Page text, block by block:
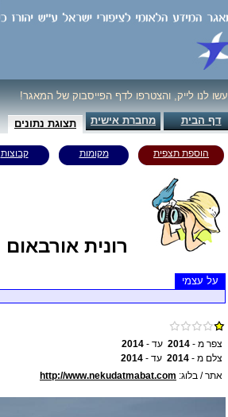
עשו לנו לייק, והצטרפו לדף הפייסבוק של המאגר!
דף הבית מחברת אישית תצוגת נתונים
הוספת תצפית מקומות קבוצות
רונית אורבאום
על עצמי
צפר מ - 2014 עד - 2014
צלם מ - 2014 עד - 2014
אתר / בלוג: http://www.nekudatmabat.com